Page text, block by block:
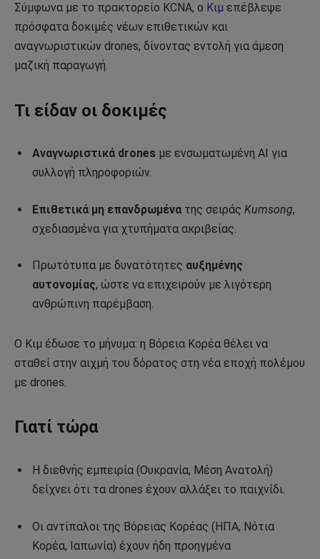
Σύμφωνα με το πρακτορείο KCNA, ο Κιμ επέβλεψε
πρόσφατα δοκιμές νέων επιθετικών και
αναγνωριστικών drones, δίνοντας εντολή για άμεση
μαζική παραγωγή.
Τι είδαν οι δοκιμές
Αναγνωριστικά drones με ενσωματωμένη AI για
συλλογή πληροφοριών.
Επιθετικά μη επανδρωμένα της σειράς Kumsong,
σχεδιασμένα για χτυπήματα ακριβείας.
Πρωτότυπα με δυνατότητες αυξημένης
αυτονομίας, ώστε να επιχειρούν με λιγότερη
ανθρώπινη παρέμβαση.
Ο Κιμ έδωσε το μήνυμα: η Βόρεια Κορέα θέλει να
σταθεί στην αιχμή του δόρατος στη νέα εποχή πολέμου
με drones.
Γιατί τώρα
Η διεθνής εμπειρία (Ουκρανία, Μέση Ανατολή)
δείχνει ότι τα drones έχουν αλλάξει το παιχνίδι.
Οι αντίπαλοι της Βόρειας Κορέας (ΗΠΑ, Νότια
Κορέα, Ιαπωνία) έχουν ήδη προηγμένα